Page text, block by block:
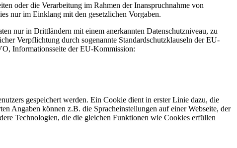
oder die Verarbeitung im Rahmen der Inanspruchnahme von
nur im Einklang mit den gesetzlichen Vorgaben.
nur in Drittländern mit einem anerkannten Datenschutzniveau, zu
Verpflichtung durch sogenannte Standardschutzklauseln der EU-
Informationsseite der EU-Kommission:
gespeichert werden. Ein Cookie dient in erster Linie dazu, die
Angaben können z.B. die Spracheinstellungen auf einer Webseite, der
Technologien, die die gleichen Funktionen wie Cookies erfüllen